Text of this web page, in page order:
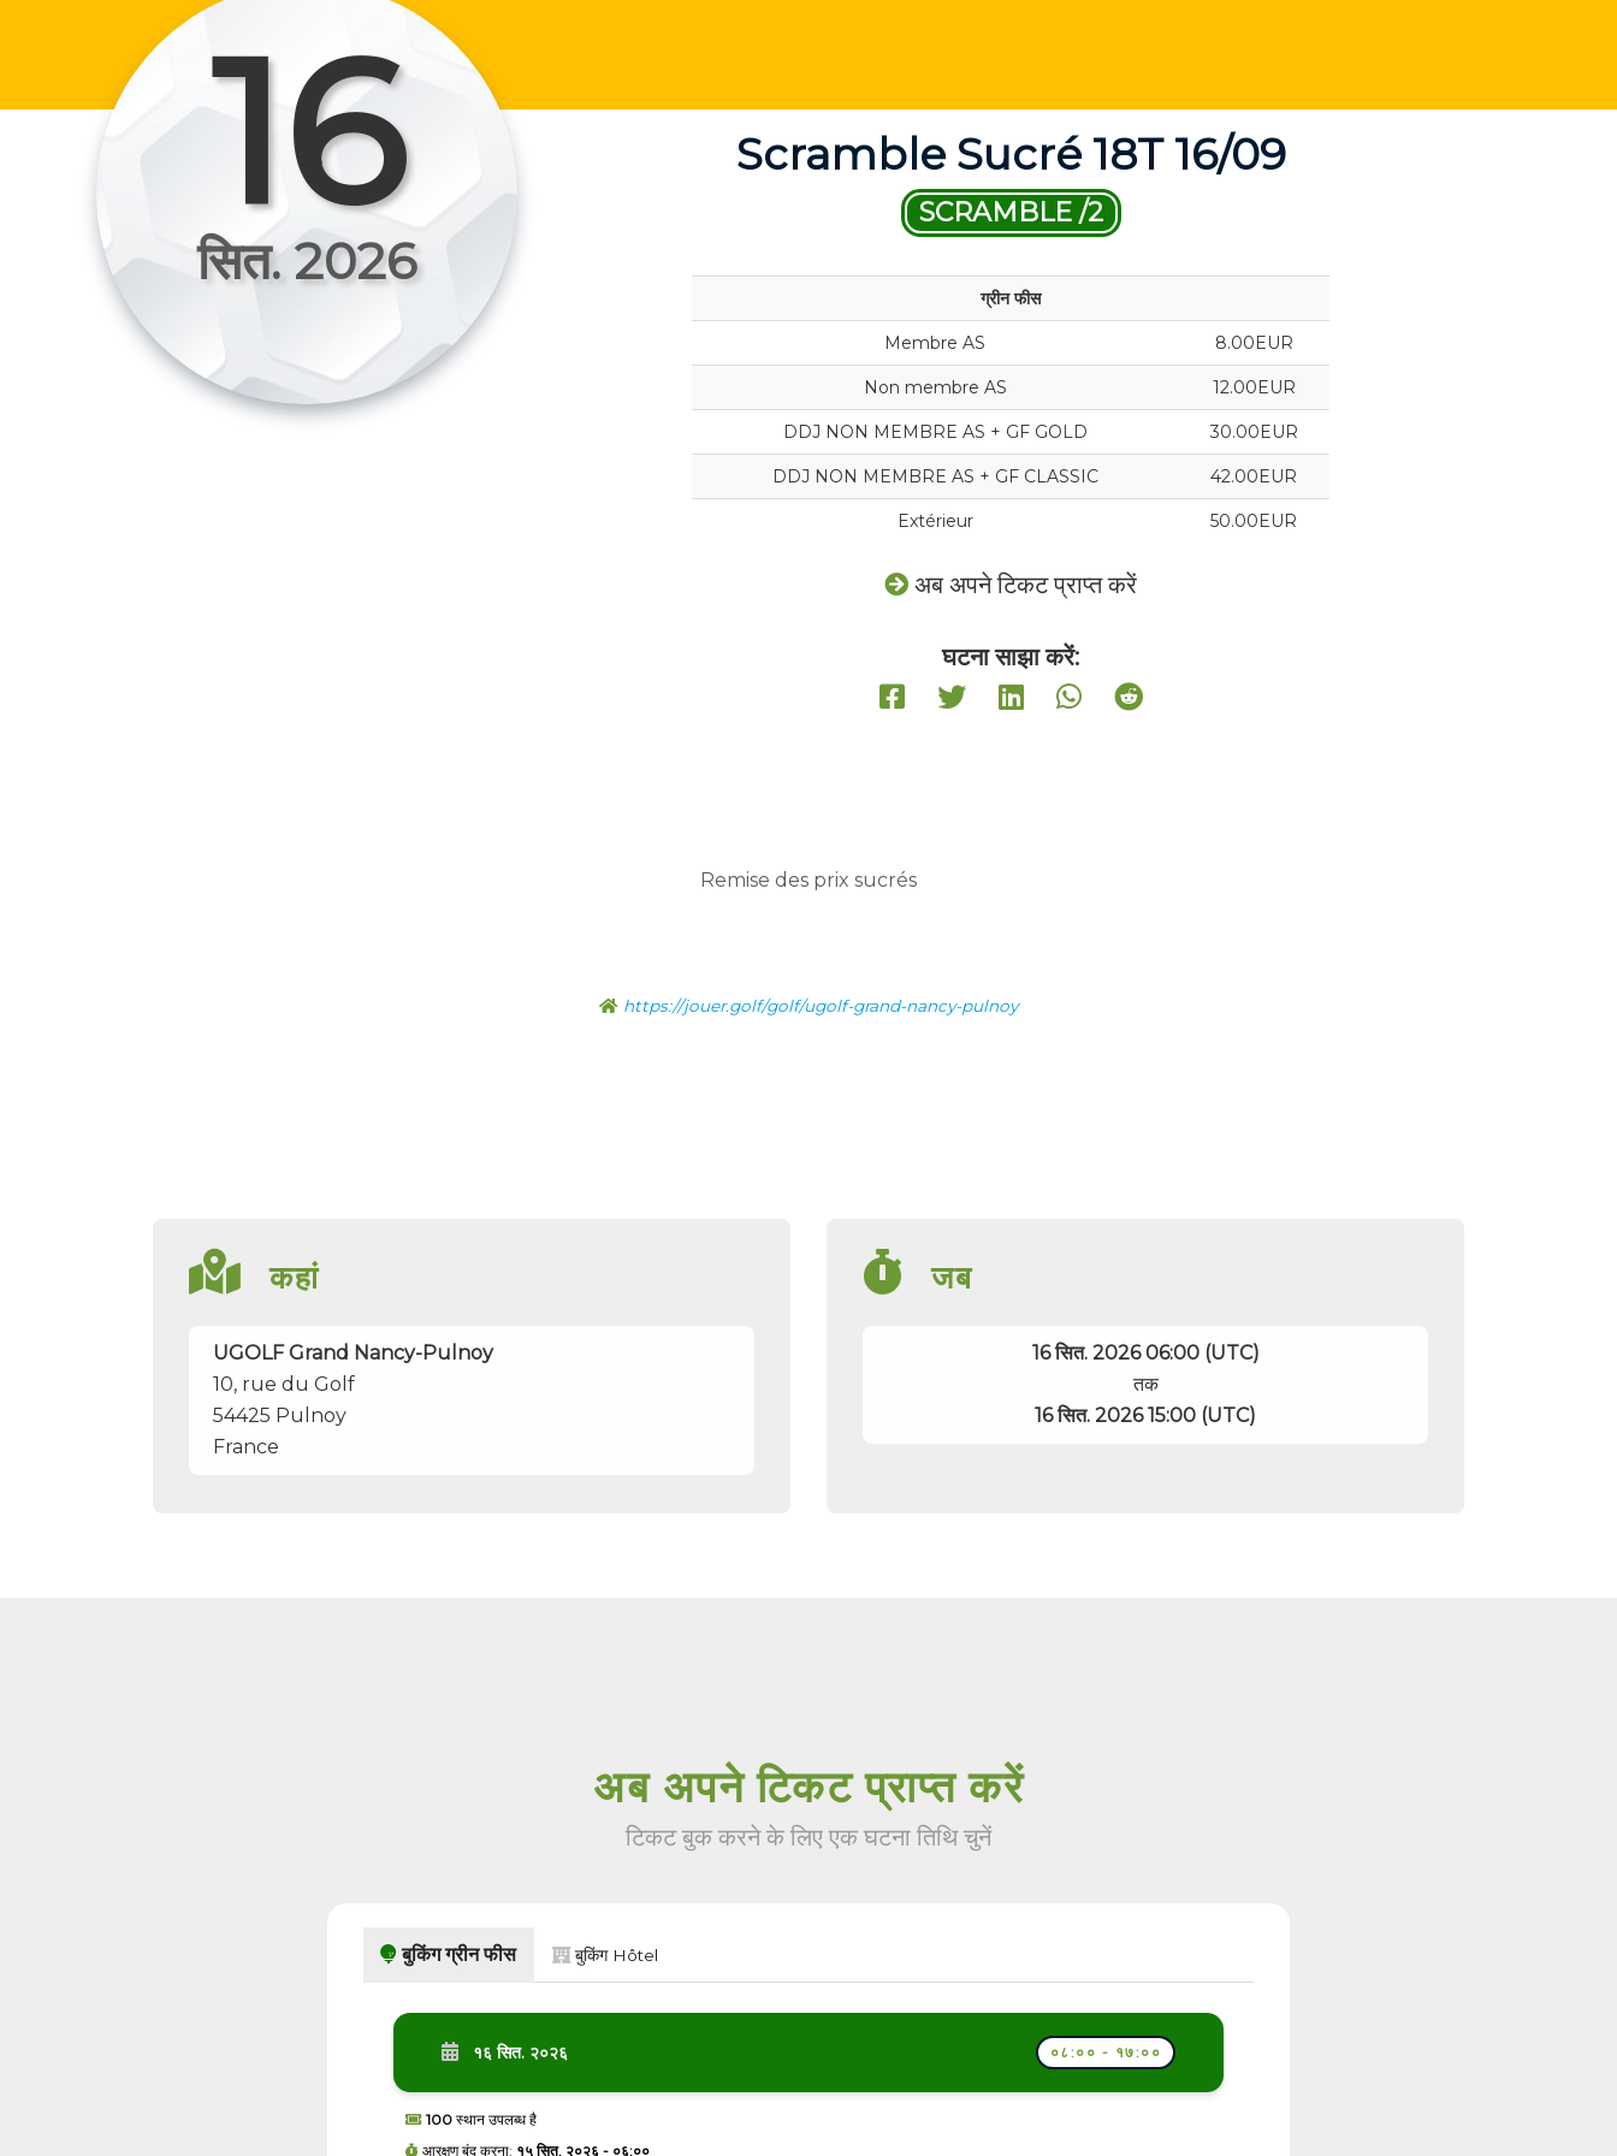
16
सित. 2026
Scramble Sucré 18T 16/09
SCRAMBLE /2
ग्रीन फीस
Membre AS 8.00EUR
Non membre AS 12.00EUR
DDJ NON MEMBRE AS + GF GOLD 30.00EUR
DDJ NON MEMBRE AS + GF CLASSIC 42.00EUR
Extérieur 50.00EUR
अब अपने टिकट प्राप्त करें
घटना साझा करें:
Remise des prix sucrés
https://jouer.golf/golf/ugolf-grand-nancy-pulnoy
कहां
UGOLF Grand Nancy-Pulnoy
10, rue du Golf
54425 Pulnoy
France
जब
16 सित. 2026 06:00 (UTC)
तक
16 सित. 2026 15:00 (UTC)
अब अपने टिकट प्राप्त करें
टिकट बुक करने के लिए एक घटना तिथि चुनें
बुकिंग ग्रीन फीस बुकिंग Hôtel
१६ सित. २०२६ ०८:०० - १७:००
100 स्थान उपलब्ध है
आरक्षण बंद करना: १५ सित. २०२६ - ०६:००